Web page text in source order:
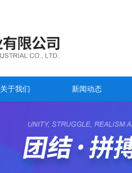
关于我们 新闻动态